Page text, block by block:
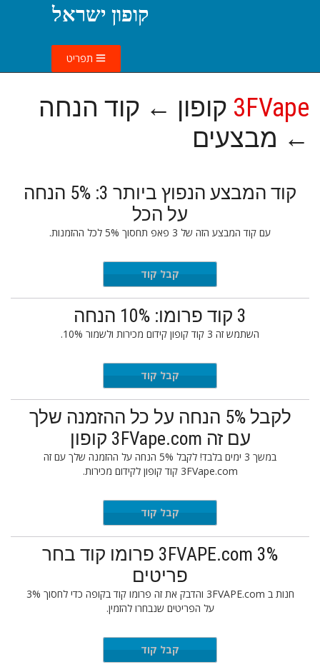
קופון ישראל
תפריט
3FVape קופון ← קוד הנחה
← מבצעים
קוד המבצע הנפוץ ביותר 3: 5% הנחה
על הכל
עם קוד המבצע הזה של 3 פאפ תחסוך 5% לכל ההזמנות.
2023CNYקבל קוד
3 קוד פרומו: 10% הנחה
השתמש זה 3 קוד קופון קידום מכירות ולשמור 10%.
VAPE-HKקבל קוד
לקבל 5% הנחה על כל ההזמנה שלך
עם זה 3FVape.com קופון
במשך 3 ימים בלבד! לקבל 5% הנחה על ההזמנה שלך עם זה
3FVape.com קוד קופון לקידום מכירות.
NewYearקבל קוד
3FVAPE.com 3% פרומו קוד בחר
פריטים
חנות ב 3FVAPE.com והדבק את זה פרומו קוד בקופה כדי לחסוך 3%
על הפריטים שנבחרו להזמין.
2PRECNYקבל קוד